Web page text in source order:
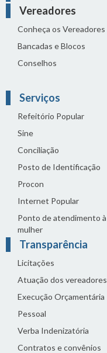
Vereadores
Conheça os Vereadores
Bancadas e Blocos
Conselhos
Serviços
Refeitório Popular
Sine
Conciliação
Posto de Identificação
Procon
Internet Popular
Ponto de atendimento à
mulher
Transparência
Licitações
Atuação dos vereadores
Execução Orçamentária
Pessoal
Verba Indenizatória
Contratos e convênios